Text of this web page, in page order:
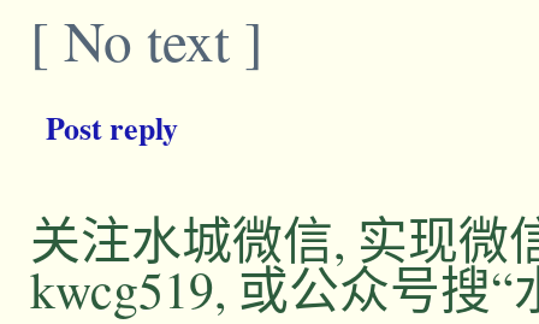
[ No text ]
Post reply
关注水城微信, 实现微
kwcg519, 或公众号搜“